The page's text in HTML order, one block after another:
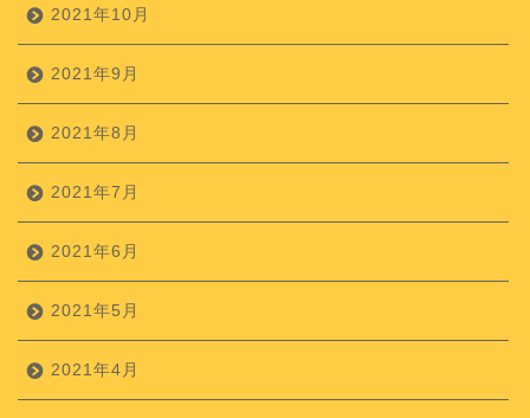
2021年10月
2021年9月
2021年8月
2021年7月
2021年6月
2021年5月
2021年4月